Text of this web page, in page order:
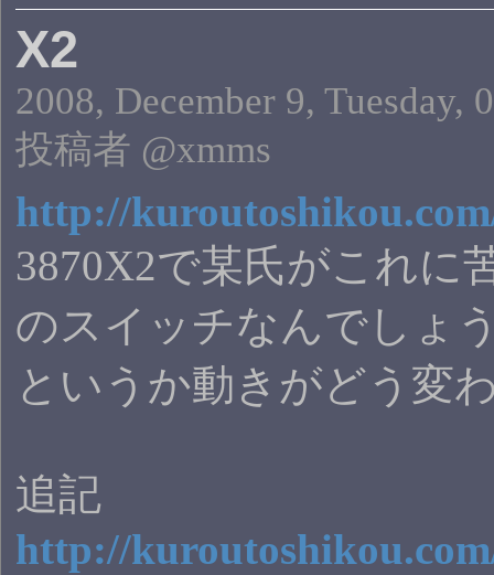
X2
2008, December 9, Tuesday,
投稿者 @xmms
http://
3870X2で某氏がこれに
のスイッチなんでしょ
というか動きがどう変
追記
http://